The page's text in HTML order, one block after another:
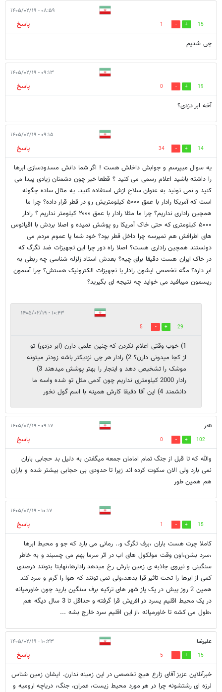
۰۸:۵۹ - ۱۴۰۵/۰۲/۱۹
15
1
پاسخ
چی شدیم
۰۹:۱۳ - ۱۴۰۵/۰۲/۱۹
19
0
پاسخ
آخه ابر دزدی؟
۰۹:۱۵ - ۱۴۰۵/۰۲/۱۹
14
34
پاسخ
یه سوال میپرسم و جوابش داخلش هست ! اگر شما دانش مسدودسازی ابرها
را داشته باشید اعلام رسمی می کنید ؟ قطعا خیر چون دشمنان زیادی پیدا می
کنید و نمی تونید به عنوان سلاح ازش استفاده کنید. یه مثال ساده چگونه
است که آمریکا رادار با عمق ۵۰۰۰ کیلومتریش رو در قطر قرار داده؟ چرا ما
همچین راداری نداریم؟ چرا ما مثلا رادار با عمق ۲۰۰۰ کیلومتر نداریم ؟ رادار
۵۰۰۰ کیلومتری که حتی خاک آمریکا رو پوشش نمیده و اصلا بردش با اقیانوس
های اطرافش هم نمیرسه چرا داخل قطر بود؟ خود شما یا عموم مردم می
دونستند همچین راداری هست؟ اصلا راه دور چرا این تجهیزات ضد تگرگ که
در خاک ایران هست دقیقا برای چیه؟ بعدش استاد زلزله شناسی چه ربطی به
ابر داره؟ مگه تخصص ایشون رادار یا تجهیزات الکترونیک هستش؟ چرا آسمون
ریسمون میبافید می خواید چه نتیجه ای بگیرید؟
۱۰:۴۳ - ۱۴۰۵/۰۲/۱۹
29
5
1) خوب وقتی اعلام نکردن که چنین علمی دارن (ابر دزدی) تو
از کجا میدونی دارن؟ 2) رادار هر چی نزدیکتر باشه زودتر میتونه
موشک را تشخیص دهد و اینجار را بهتر پوشش میدهند 3)
رادار 2000 کیلومتری نداریم چون آدمی مثل تو شده واسه ما
دانشمند 4) این آقا دقیقا کارش همینه با اسم گول نخور
نادر ۰۹:۱۷ - ۱۴۰۵/۰۲/۱۹
102
0
پاسخ
والله که تا قبل از جنگ تمام امامان جمعه میگفتن به دلیل بد حجابی باران
نمی بارد ولی الان سکوت کرده اند زیرا تا حدودی بی حجابی بیشتر شده و باران
هم همین طور
۱۰:۱۷ - ۱۴۰۵/۰۲/۱۹
15
1
پاسخ
کاملا چرت هست باران ،برف تگرگ و.. رمانی می بارد که جو و محیط ابرها
،سرد بشن،اون وقت مولکول های اب در اثر سرما بهم می چسبند و به خاطر
سنگینی و نیروی جاذبه ی زمین بارش رخ میدهد رادارها،نهایتا بتونند درصدی
کمی از ابرها را تحت تاثیر قرا بدهد،ولی نمی تونند که هوا را گرم و سرد کند
همین 2 روز پیش در یک یاز شهر های ترکیه برف سنگین بارید چون خاورمیانه
در یک محیط اقلیم یسرد در افریش قرا گرفته و حداقل تا 3 سال دیگه هم
،طول می کشه تا خاورمیانه ،از این اقلیم سرد خارج بشه ...
علیرضا ۱۰:۲۳ - ۱۴۰۵/۰۲/۱۹
15
5
پاسخ
خبرآنلاین عزیز آقای زارع هیچ تخصصی در این زمینه ندارن. ایشان زمین شناس
لرزه ای رشتشونه چرا در هر مورد محیط زیست، عمران، جنگ، دریاچه ارومیه و